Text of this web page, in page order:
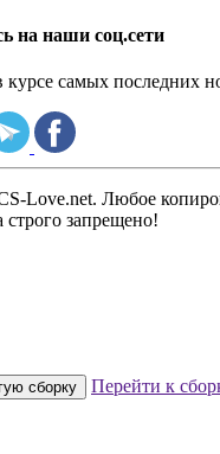
на наши соц.сети
самых последних
Love.net. Любое
строго запрещено!
сборку Перейти к